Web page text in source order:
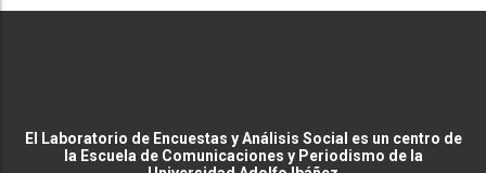
El Laboratorio de Encuestas y Análisis Social es un centro de
la Escuela de Comunicaciones y Periodismo de la